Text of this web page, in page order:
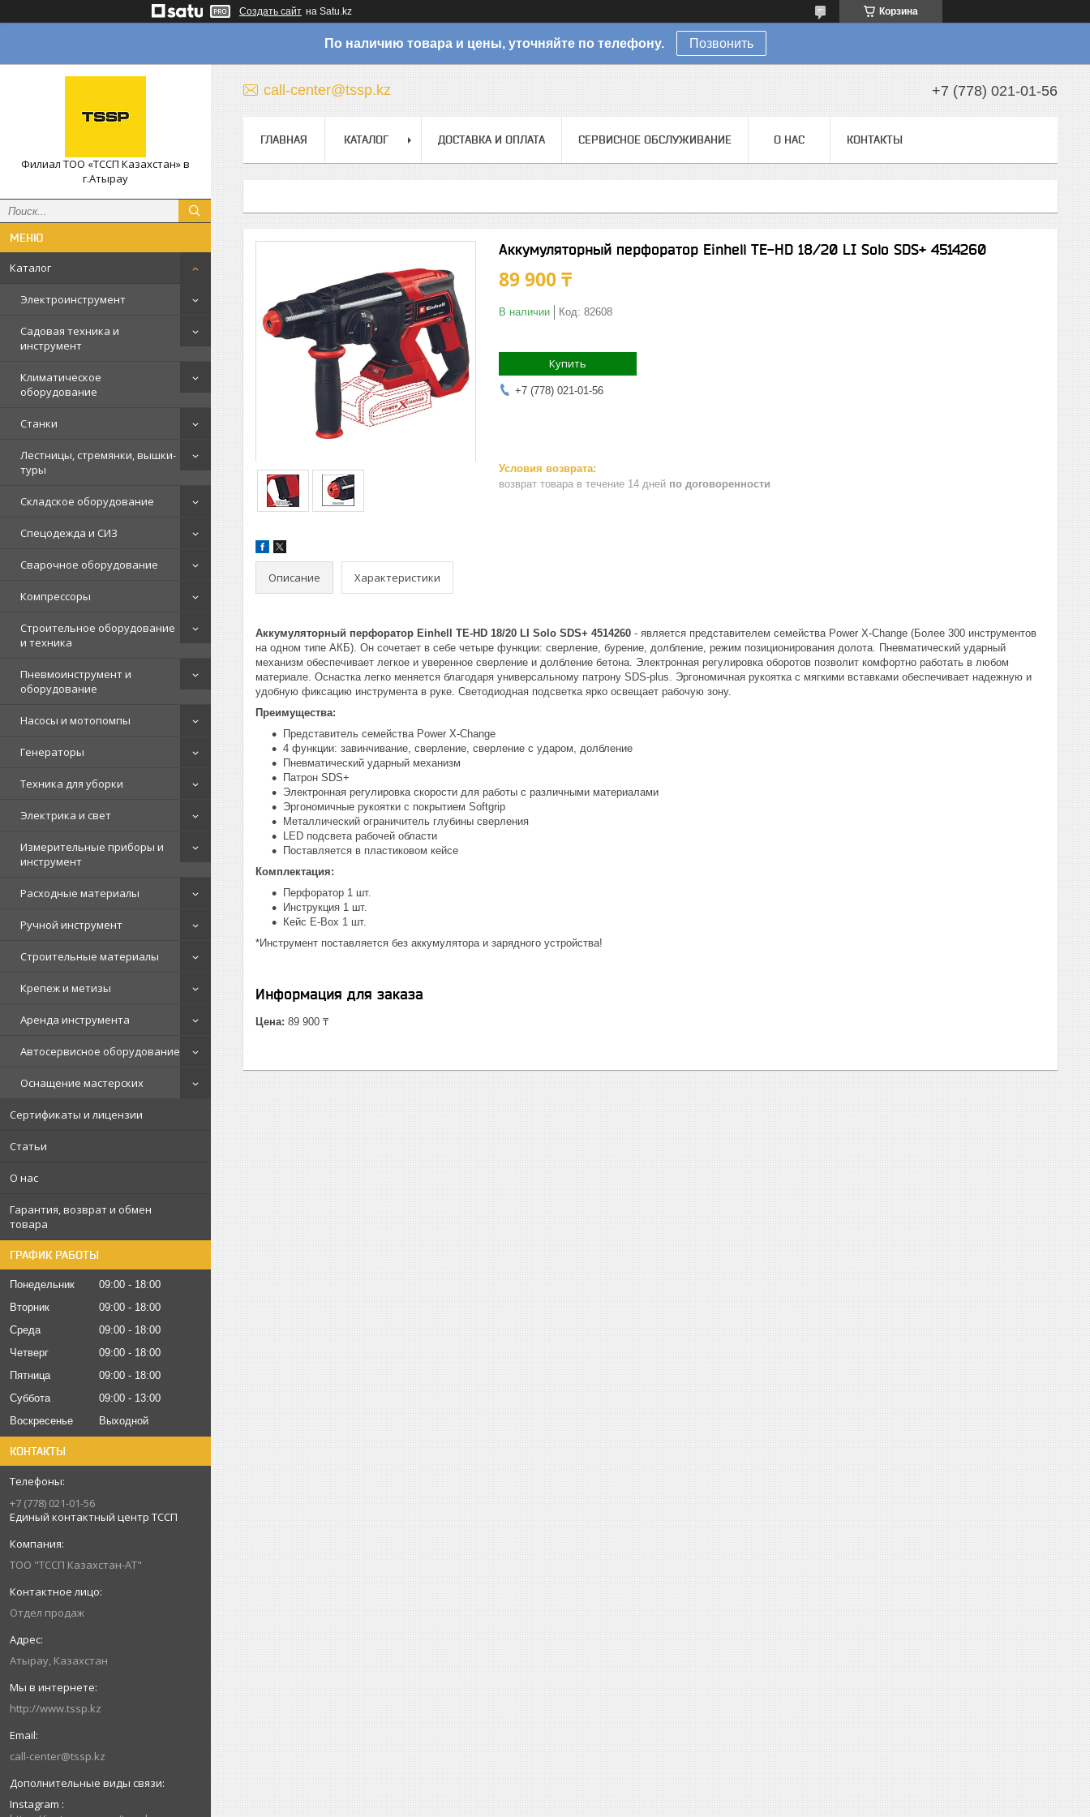
Создать сайт на Satu.kz Корзина
По наличию товара и цены, уточняйте по телефону. Позвонить
Филиал ТОО «ТССП Казахстан» в
г.Атырау
Каталог
Электроинструмент
Садовая техника и
инструмент
Климатическое
оборудование
Станки
Лестницы, стремянки, вышки-
туры
Складское оборудование
Спецодежда и СИЗ
Сварочное оборудование
Компрессоры
Строительное оборудование
и техника
Пневмоинструмент и
оборудование
Насосы и мотопомпы
Генераторы
Техника для уборки
Электрика и свет
Измерительные приборы и
инструмент
Расходные материалы
Ручной инструмент
Строительные материалы
Крепеж и метизы
Аренда инструмента
Автосервисное оборудование
Оснащение мастерских
Сертификаты и лицензии
Статьи
О нас
Гарантия, возврат и обмен
товара
ГРАФИК РАБОТЫ
Понедельник 09:00
18:00
Вторник
09:00
18:00
Среда
09:00
18:00
Четверг
09:00
18:00
Пятница
09:00
18:00
Суббота
09:00
13:00
Воскресенье
Выходной
КОНТАКТЫ
+7 (778) 021-01-56
Единый контактный центр ТССП
ТОО "ТССП Казахстан-АТ"
Отдел продаж
Атырау, Казахстан
http://www.tssp.kz
call-center@tssp.kz
Instagram
call-center@tssp.kz +7 (778) 021-01-56
ГЛАВНАЯ КАТАЛОГ ДОСТАВКА И ОПЛАТА СЕРВИСНОЕ ОБСЛУЖИВАНИЕ О НАС КОНТАКТЫ
Аккумуляторный перфоратор Einhell TE-HD 18/20 LI Solo SDS+ 4514260
89 900 ₸
В наличии Код: 82608
Купить
+7 (778) 021-01-56
возврат товара в течение 14 дней по договоренности
Описание Характеристики
Аккумуляторный перфоратор Einhell TE-HD 18/20 LI Solo SDS+ 4514260 - является представителем семейства Power X-Change (Более 300 инструментов
на одном типе АКБ). Он сочетает в себе четыре функции: сверление, бурение, долбление, режим позиционирования долота. Пневматический ударный
механизм обеспечивает легкое и уверенное сверление и долбление бетона. Электронная регулировка оборотов позволит комфортно работать в любом
материале. Оснастка легко меняется благодаря универсальному патрону SDS-plus. Эргономичная рукоятка с мягкими вставками обеспечивает надежную и
удобную фиксацию инструмента в руке. Светодиодная подсветка ярко освещает рабочую зону.
Преимущества:
Представитель семейства Power X-Change
4 функции: завинчивание, сверление, сверление с ударом, долбление
Пневматический ударный механизм
Патрон SDS+
Электронная регулировка скорости для работы с различными материалами
Эргономичные рукоятки с покрытием Softgrip
Металлический ограничитель глубины сверления
LED подсвета рабочей области
Поставляется в пластиковом кейсе
Комплектация:
Перфоратор 1 шт.
Инструкция 1 шт.
Кейс E-Box 1 шт.
*Инструмент поставляется без аккумулятора и зарядного устройства!
Информация для заказа
Цена: 89 900 ₸